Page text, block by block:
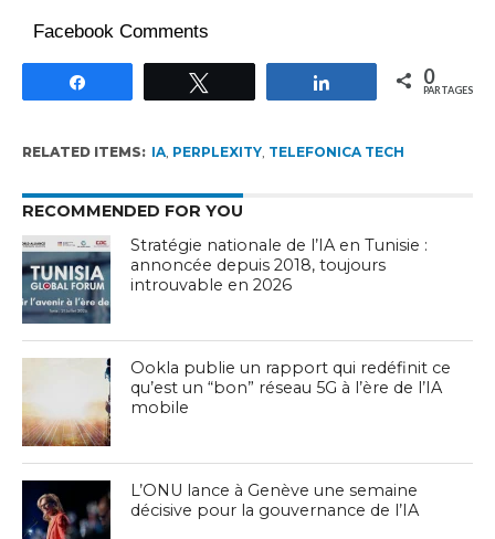
Facebook Comments
Partagez 0
PARTAGES
RELATED ITEMS: IA, PERPLEXITY, TELEFONICA TECH
RECOMMENDED FOR YOU
Stratégie nationale de l’IA en Tunisie :
annoncée depuis 2018, toujours
introuvable en 2026
Ookla publie un rapport qui redéfinit ce
qu’est un “bon” réseau 5G à l’ère de l’IA
mobile
L’ONU lance à Genève une semaine
décisive pour la gouvernance de l’IA